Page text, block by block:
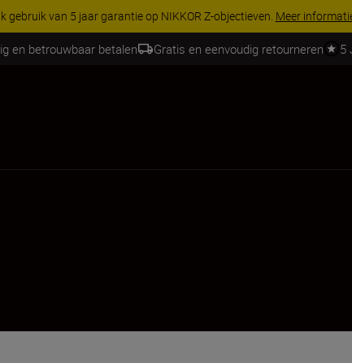
op geselecteerde accessoires, maak je kit vandaag nog compleetKoop
en betrouwbaar betalen Gratis en eenvoudig retourneren 5